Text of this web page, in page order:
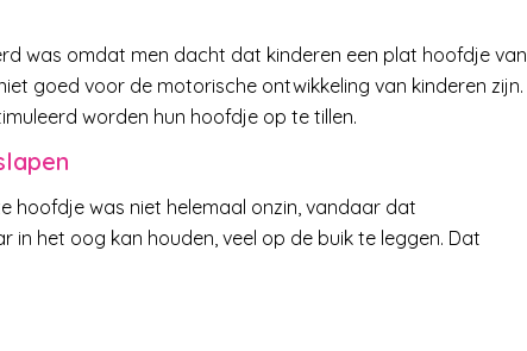
was omdat men dacht dat kinderen een plat hoofdje van
goed voor de motorische ontwikkeling van kinderen zijn.
worden hun hoofdje op te tillen.
was niet helemaal onzin, vandaar dat
het oog kan houden, veel op de buik te leggen. Dat